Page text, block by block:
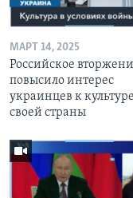
МАРТ 14, 2025
Российское
повысило интерес
украинцев к культуре
своей страны